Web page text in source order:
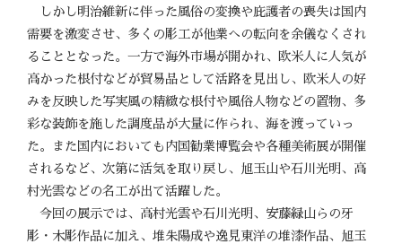
しかし明治維新に伴った風俗の変換や庇護者の喪失は国内
需要を激変させ、多くの彫工が他業への転向を余儀なくされ
ることとなった。一方で海外市場が開かれ、欧米人に人気が
高かった根付などが貿易品として活路を見出し、欧米人の好
みを反映した写実風の精緻な根付や風俗人物などの置物、多
彩な装飾を施した調度品が大量に作られ、海を渡っていっ
た。また国内においても内国勧業博覧会や各種美術展が開催
されるなど、次第に活気を取り戻し、旭玉山や石川光明、高
村光雲などの名工が出て活躍した。
今回の展示では、高村光雲や石川光明、安藤緑山らの牙
彫・木彫作品に加え、堆朱陽成や逸見東洋の堆漆作品、旭玉